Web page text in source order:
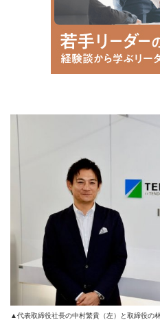
▲代表取締役社長の中村繁貴（左）と取締役の林